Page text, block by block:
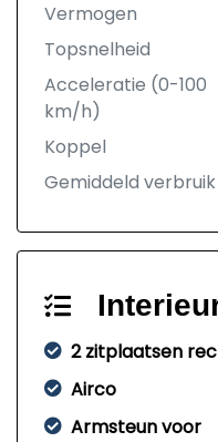
Vermogen
Topsnelheid
Acceleratie (0-100
km/h)
Koppel
Gemiddeld verbruik
2 zitplaatsen
Airco
Armsteun voor